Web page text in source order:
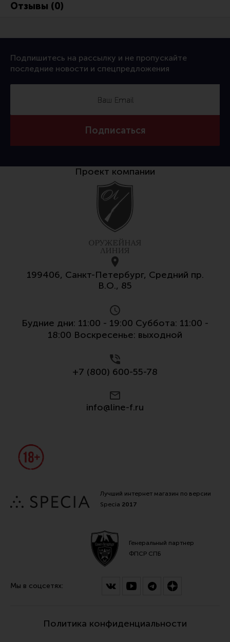
Отзывы (0)
Подпишитесь на рассылку и не пропускайте
последние новости и спецпредложения
Подписаться
Проект компании
199406, Санкт-Петербург, Средний пр.
В.О., 85
Будние дни: 11:00 - 19:00 Суббота: 11:00 -
18:00 Воскресенье: выходной
+7 (800) 600-55-78
info@line-f.ru
Лучший интернет магазин по версии
Specia 2017
Генеральный партнер
ФПСР СПБ
Мы в соцсетях:
Политика конфиденциальности